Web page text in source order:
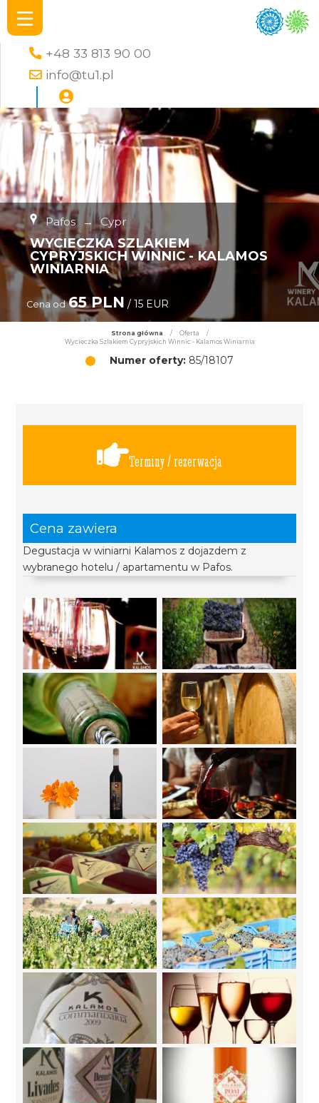
+48 33 813 90 00
info@tu1.pl
Pafos → Cypr
WYCIECZKA SZLAKIEM
CYPRYJSKICH WINNIC - KALAMOS
WINIARNIA
Cena od 65 PLN / 15 EUR
Strona główna / Oferta
/
Wycieczka Szlakiem Cypryjskich Winnic - Kalamos Winiarnia
Numer oferty: 85/18107
Terminy / rezerwacja
Cena zawiera
Degustacja w winiarni Kalamos z dojazdem z
wybranego hotelu / apartamentu w Pafos.